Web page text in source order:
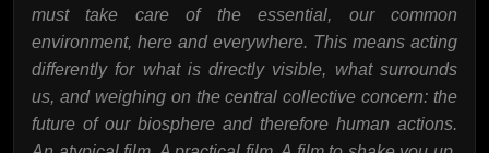
must take care of the essential, our common
environment, here and everywhere. This means acting
differently for what is directly visible, what surrounds
us, and weighing on the central collective concern: the
future of our biosphere and therefore human actions.